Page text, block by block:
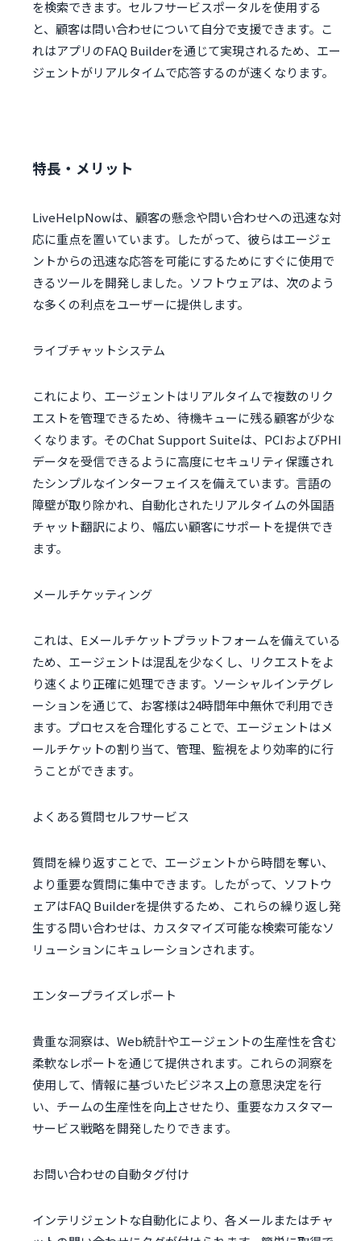
を検索できます。セルフサービスポータルを使用する
と、顧客は問い合わせについて自分で支援できます。こ
れはアプリのFAQ Builderを通じて実現されるため、エー
ジェントがリアルタイムで応答するのが速くなります。
特長・メリット
LiveHelpNowは、顧客の懸念や問い合わせへの迅速な対
応に重点を置いています。したがって、彼らはエージェ
ントからの迅速な応答を可能にするためにすぐに使用で
きるツールを開発しました。ソフトウェアは、次のよう
な多くの利点をユーザーに提供します。
ライブチャットシステム
これにより、エージェントはリアルタイムで複数のリク
エストを管理できるため、待機キューに残る顧客が少な
くなります。そのChat Support Suiteは、PCIおよびPHI
データを受信できるように高度にセキュリティ保護され
たシンプルなインターフェイスを備えています。言語の
障壁が取り除かれ、自動化されたリアルタイムの外国語
チャット翻訳により、幅広い顧客にサポートを提供でき
ます。
メールチケッティング
これは、Eメールチケットプラットフォームを備えている
ため、エージェントは混乱を少なくし、リクエストをよ
り速くより正確に処理できます。ソーシャルインテグレ
ーションを通じて、お客様は24時間年中無休で利用でき
ます。プロセスを合理化することで、エージェントはメ
ールチケットの割り当て、管理、監視をより効率的に行
うことができます。
よくある質問セルフサービス
質問を繰り返すことで、エージェントから時間を奪い、
より重要な質問に集中できます。したがって、ソフトウ
ェアはFAQ Builderを提供するため、これらの繰り返し発
生する問い合わせは、カスタマイズ可能な検索可能なソ
リューションにキュレーションされます。
エンタープライズレポート
貴重な洞察は、Web統計やエージェントの生産性を含む
柔軟なレポートを通じて提供されます。これらの洞察を
使用して、情報に基づいたビジネス上の意思決定を行
い、チームの生産性を向上させたり、重要なカスタマー
サービス戦略を開発したりできます。
お問い合わせの自動タグ付け
インテリジェントな自動化により、各メールまたはチャ